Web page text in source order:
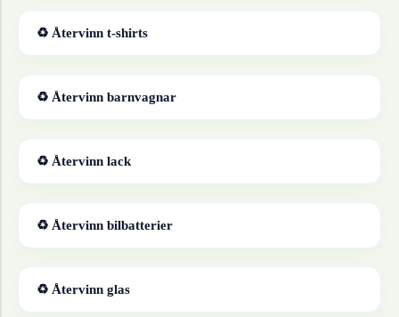
♻ Återvinn t-shirts
♻ Återvinn barnvagnar
♻ Återvinn lack
♻ Återvinn bilbatterier
♻ Återvinn glas